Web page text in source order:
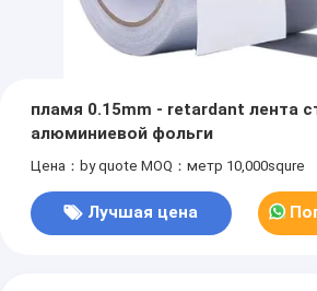
пламя 0.15mm - retardant лента
алюминиевой фольги
Цена：by quote MOQ：метр 10,000squre
Лучшая цена